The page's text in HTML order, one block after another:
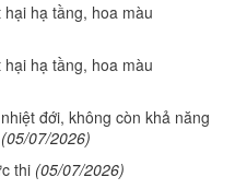
hạ tầng, hoa màu
hạ tầng, hoa màu
đới, không còn khả năng
(05/07/2026)
thi (05/07/2026)